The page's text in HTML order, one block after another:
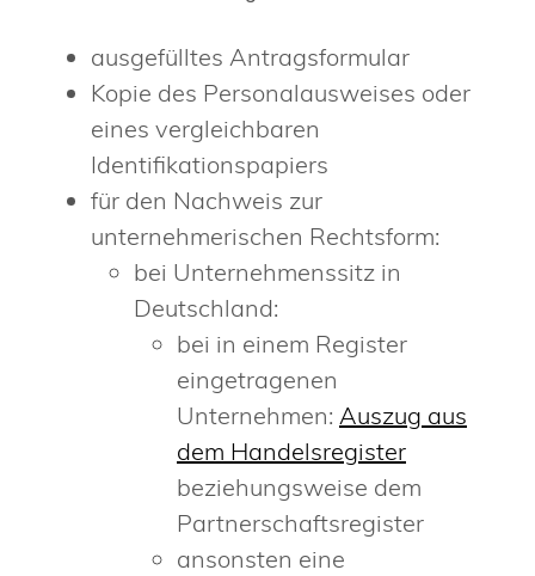
ausgefülltes Antragsformular
Kopie des Personalausweises oder
eines vergleichbaren
Identifikationspapiers
für den Nachweis zur
unternehmerischen Rechtsform:
bei Unternehmenssitz in
Deutschland:
bei in einem Register
eingetragenen
Unternehmen: Auszug aus
dem Handelsregister
beziehungsweise dem
Partnerschaftsregister
ansonsten eine